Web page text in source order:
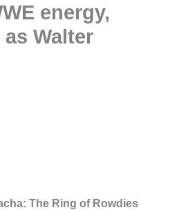
energy,
Walter
The Ring of Rowdies